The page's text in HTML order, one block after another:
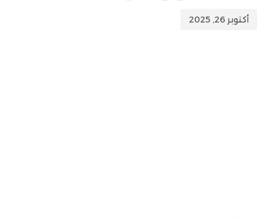
أكتوبر 26, 2025